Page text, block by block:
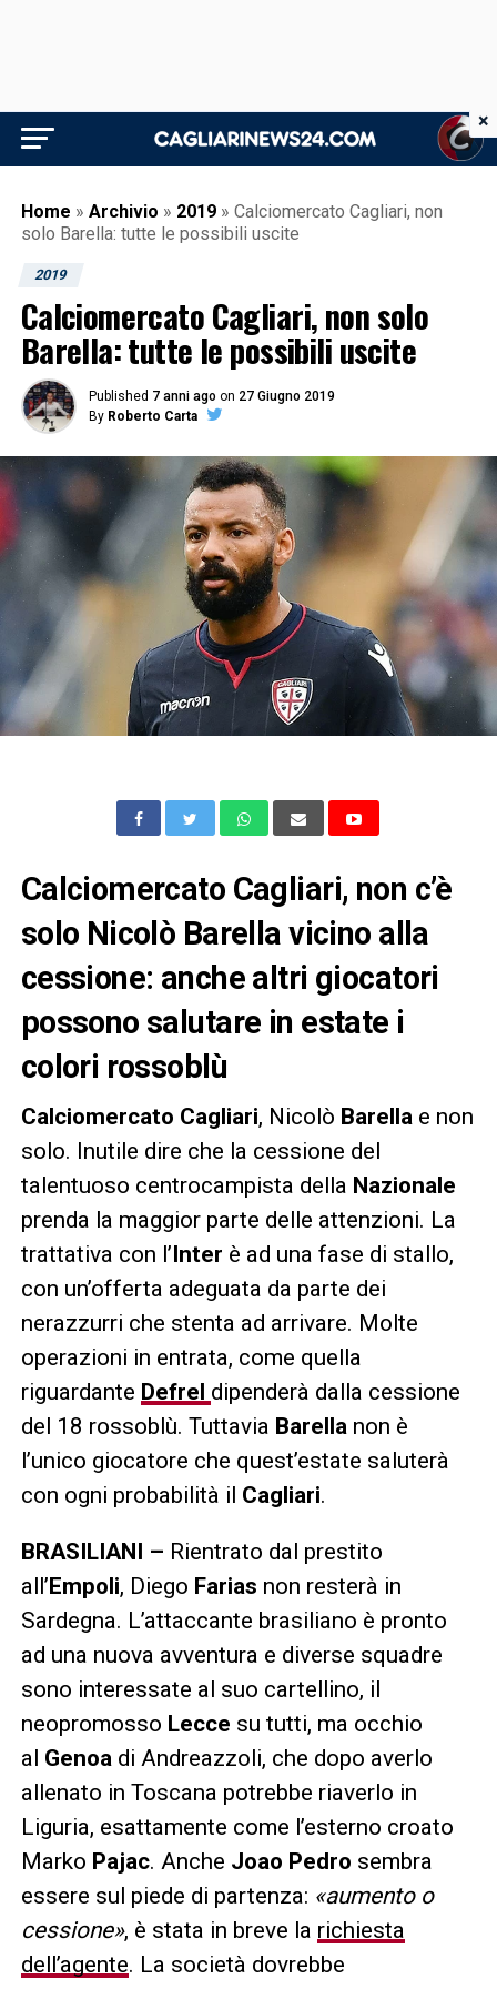
Home » Archivio » 2019 » Calciomercato Cagliari, non
solo Barella: tutte le possibili uscite
2019
Calciomercato Cagliari, non solo
Barella: tutte le possibili uscite
Published 7 anni ago on 27 Giugno 2019
By Roberto Carta
Calciomercato Cagliari, non c’è
solo Nicolò Barella vicino alla
cessione: anche altri giocatori
possono salutare in estate i
colori rossoblù
Calciomercato Cagliari, Nicolò Barella e non
solo. Inutile dire che la cessione del
talentuoso centrocampista della Nazionale
prenda la maggior parte delle attenzioni. La
trattativa con l’Inter è ad una fase di stallo,
con un’offerta adeguata da parte dei
nerazzurri che stenta ad arrivare. Molte
operazioni in entrata, come quella
riguardante Defrel dipenderà dalla cessione
del 18 rossoblù. Tuttavia Barella non è
l’unico giocatore che quest’estate saluterà
con ogni probabilità il Cagliari.
BRASILIANI – Rientrato dal prestito
all’Empoli, Diego Farias non resterà in
Sardegna. L’attaccante brasiliano è pronto
ad una nuova avventura e diverse squadre
sono interessate al suo cartellino, il
neopromosso Lecce su tutti, ma occhio
al Genoa di Andreazzoli, che dopo averlo
allenato in Toscana potrebbe riaverlo in
Liguria, esattamente come l’esterno croato
Marko Pajac. Anche Joao Pedro sembra
essere sul piede di partenza: «aumento o
cessione», è stata in breve la richiesta
dell’agente. La società dovrebbe
×